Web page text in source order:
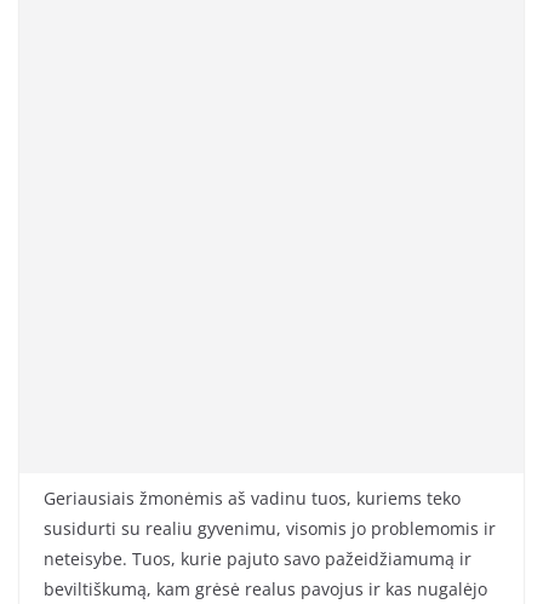
Geriausiais žmonėmis aš vadinu tuos, kuriems teko
susidurti su realiu gyvenimu, visomis jo problemomis ir
neteisybe. Tuos, kurie pajuto savo pažeidžiamumą ir
beviltiškumą, kam grėsė realus pavojus ir kas nugalėjo